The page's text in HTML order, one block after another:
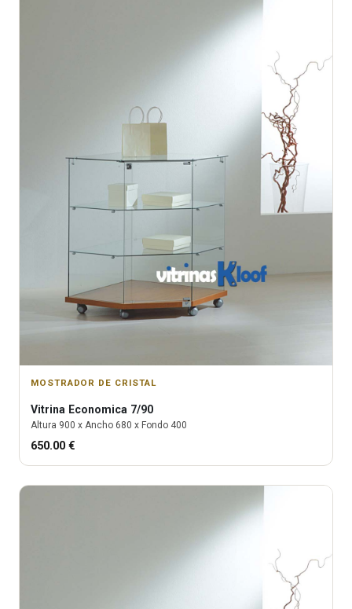
MOSTRADOR DE CRISTAL
Vitrina Economica 7/90
Altura 900 x Ancho 680 x Fondo 400
650.00 €